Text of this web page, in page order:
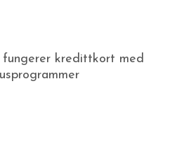
fungerer kredittkort med